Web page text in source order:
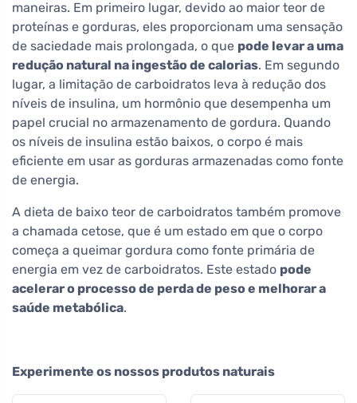
maneiras. Em primeiro lugar, devido ao maior teor de
proteínas e gorduras, eles proporcionam uma sensação
de saciedade mais prolongada, o que pode levar a uma
redução natural na ingestão de calorias. Em segundo
lugar, a limitação de carboidratos leva à redução dos
níveis de insulina, um hormônio que desempenha um
papel crucial no armazenamento de gordura. Quando
os níveis de insulina estão baixos, o corpo é mais
eficiente em usar as gorduras armazenadas como fonte
de energia.
A dieta de baixo teor de carboidratos também promove
a chamada cetose, que é um estado em que o corpo
começa a queimar gordura como fonte primária de
energia em vez de carboidratos. Este estado pode
acelerar o processo de perda de peso e melhorar a
saúde metabólica.
Experimente os nossos produtos naturais